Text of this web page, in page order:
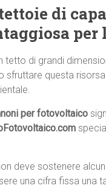
di
per
tetto di grandi
questa
per fotovoltaico
deve sostenere
una cifra fissa una